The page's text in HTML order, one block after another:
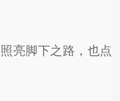
脚下之路，也点